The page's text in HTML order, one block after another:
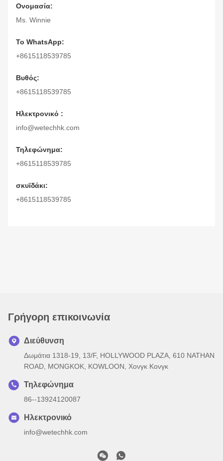
Ονομασία:
Ms. Winnie
Το WhatsApp:
+8615118539785
Βυθός:
+8615118539785
Ηλεκτρονικό :
info@wetechhk.com
Τηλεφώνημα:
+8615118539785
σκυϊδάκι:
+8615118539785
Γρήγορη επικοινωνία
Διεύθυνση
Δωμάτια 1318-19, 13/F, HOLLYWOOD PLAZA, 610 NATHAN
ROAD, MONGKOK, KOWLOON, Χονγκ Κονγκ
Τηλεφώνημα
86--13924120087
Ηλεκτρονικό
info@wetechhk.com